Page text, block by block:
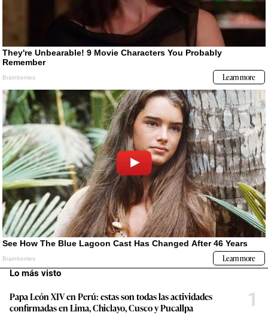
Lo más visto
Papa León XIV en Perú: estas son todas las actividades
confirmadas en Lima, Chiclayo, Cusco y Pucallpa
1